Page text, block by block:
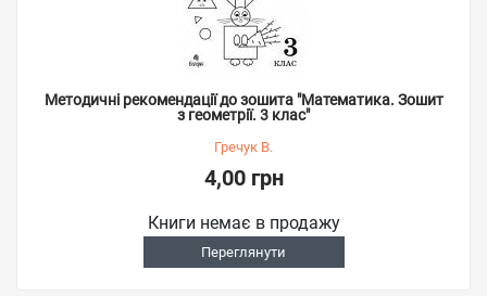
Методичні рекомендації до зошита "Математика. Зошит
з геометрії. 3 клас"
Гречук В.
4,00 грн
Книги немає в продажу
Переглянути